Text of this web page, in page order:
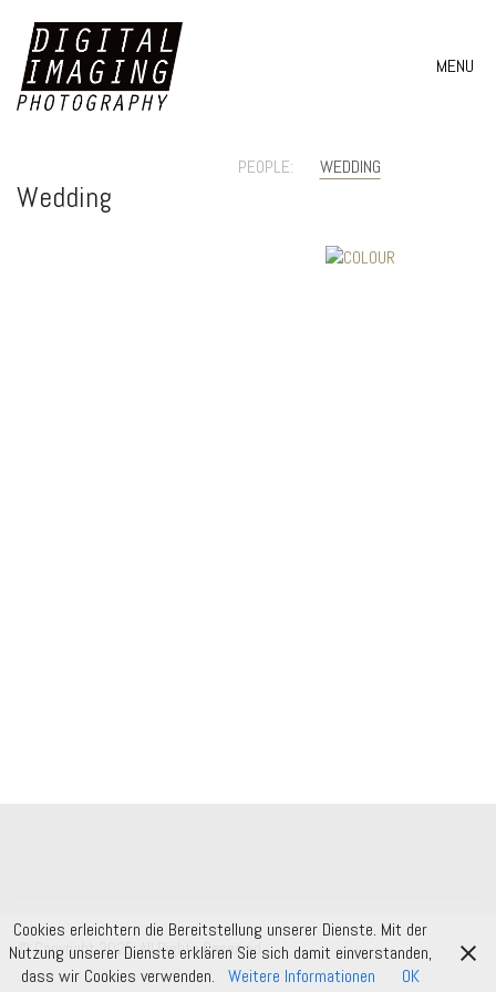
MENU
Wedding
PEOPLE: WEDDING
© Copyright 2025. All Rights Reserved.
Cookies erleichtern die Bereitstellung unserer Dienste. Mit der
Nutzung unserer Dienste erklären Sie sich damit einverstanden,
dass wir Cookies verwenden.
Weitere Informationen OK